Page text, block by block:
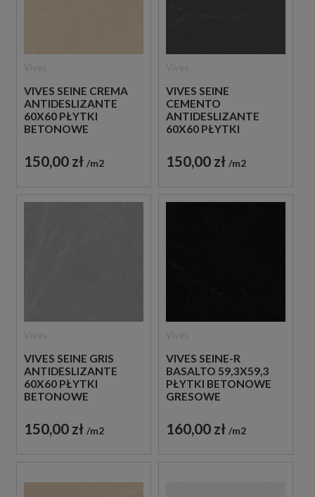
VIVES SEINE CREMA
ANTIDESLIZANTE
60X60 PŁYTKI
BETONOWE
150,00 zł m2
VIVES SEINE
CEMENTO
ANTIDESLIZANTE
60X60 PŁYTKI
GRESOWE
150,00 zł m2
VIVES SEINE GRIS
ANTIDESLIZANTE
60X60 PŁYTKI
BETONOWE
150,00 zł m2
VIVES SEINE-R
BASALTO 59,3X59,3
PŁYTKI BETONOWE
GRESOWE
160,00 zł m2